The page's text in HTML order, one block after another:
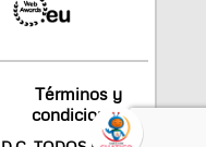
Términos y
condiciones